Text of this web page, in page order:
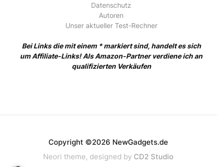
Datenschutz
Autoren
Unser aktueller Test-Rechner
Bei Links die mit einem * markiert sind, handelt es sich
um Affiliate-Links! Als Amazon-Partner verdiene ich an
qualifizierten Verkäufen
Copyright ©2026 NewGadgets.de
Neori theme, designed by CD2 Studio